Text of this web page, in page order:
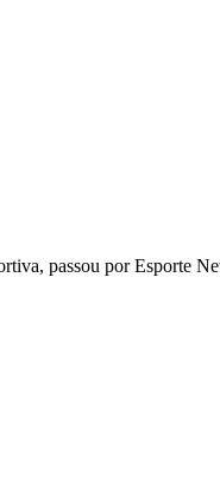
passou por Esporte